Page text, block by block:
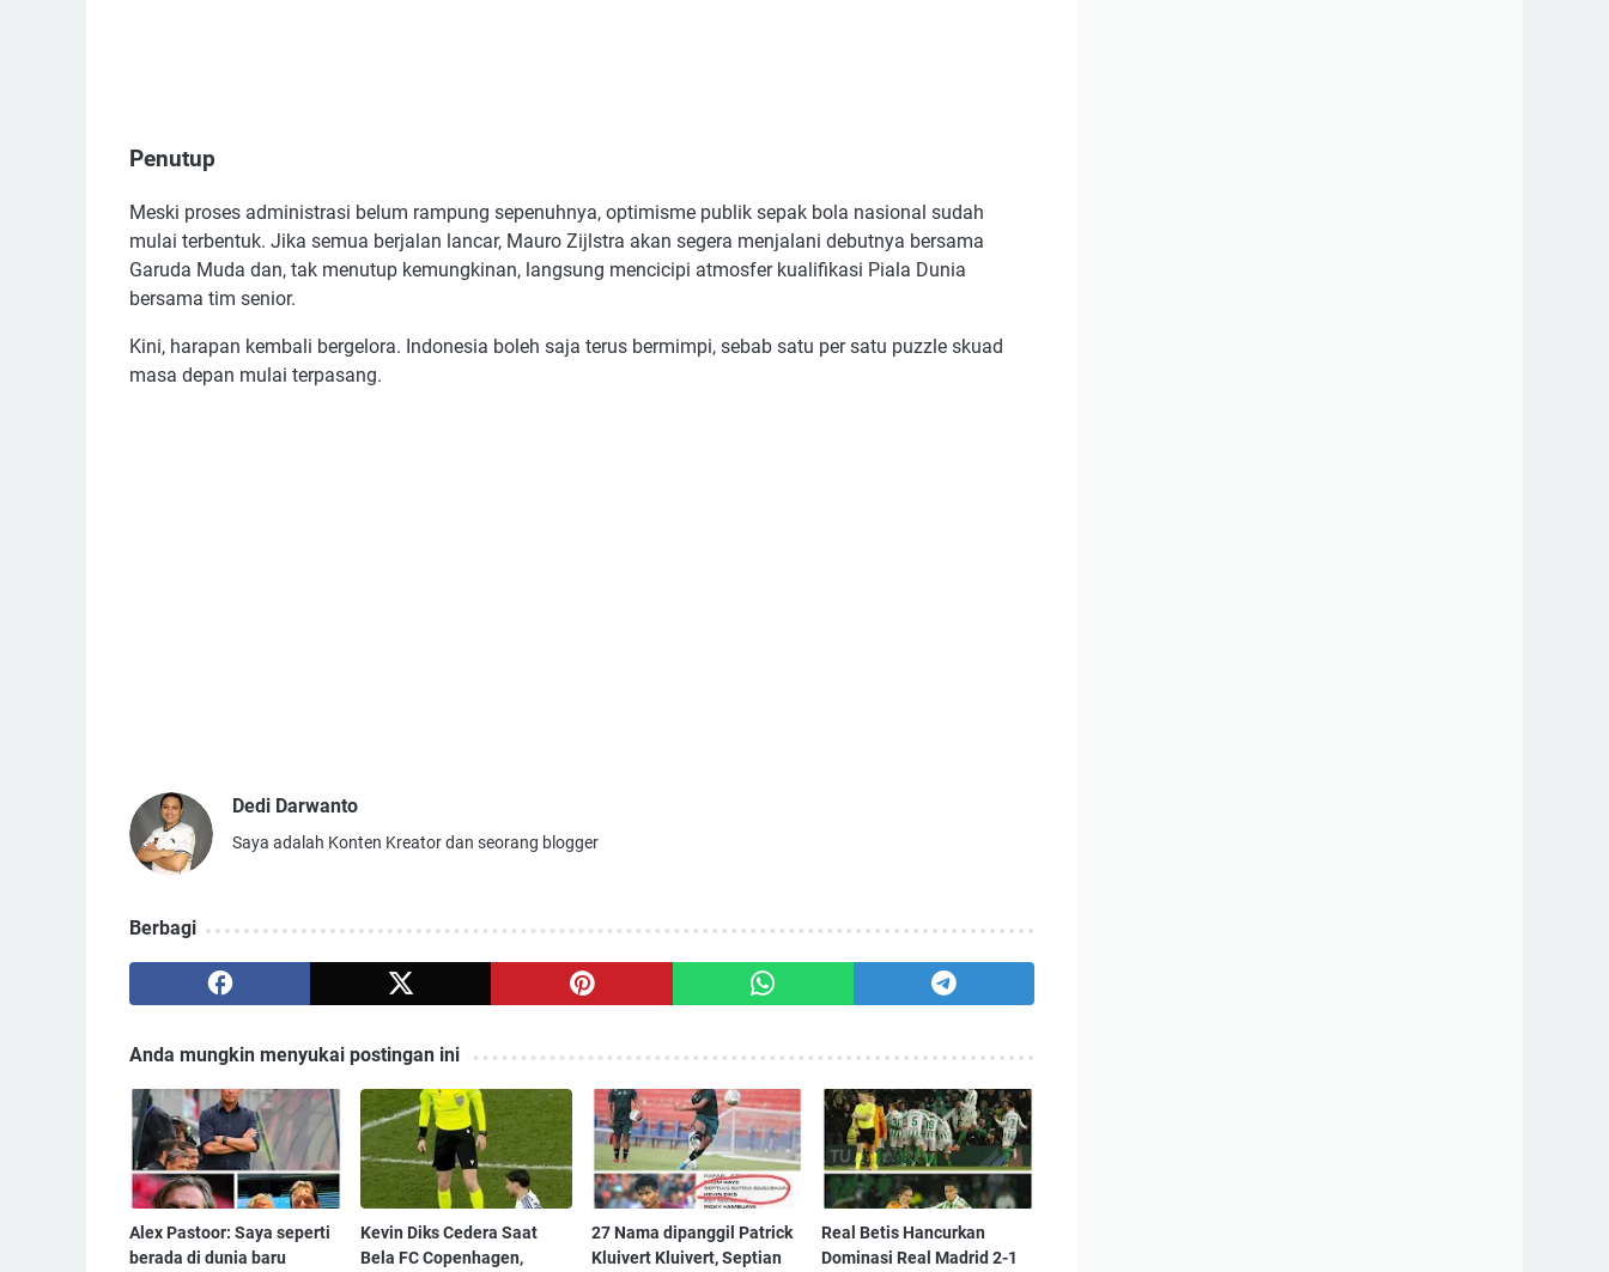
Penutup
Meski proses administrasi belum rampung sepenuhnya, optimisme publik sepak bola nasional sudah
mulai terbentuk. Jika semua berjalan lancar, Mauro Zijlstra akan segera menjalani debutnya bersama
Garuda Muda dan, tak menutup kemungkinan, langsung mencicipi atmosfer kualifikasi Piala Dunia
bersama tim senior.
Kini, harapan kembali bergelora. Indonesia boleh saja terus bermimpi, sebab satu per satu puzzle skuad
masa depan mulai terpasang.
Dedi Darwanto
Saya adalah Konten Kreator dan seorang blogger
Berbagi
Anda mungkin menyukai postingan ini
Alex Pastoor: Saya seperti
berada di dunia baru
Kevin Diks Cedera Saat
Bela FC Copenhagen,
27 Nama dipanggil Patrick
Kluivert Kluivert, Septian
Real Betis Hancurkan
Dominasi Real Madrid 2-1